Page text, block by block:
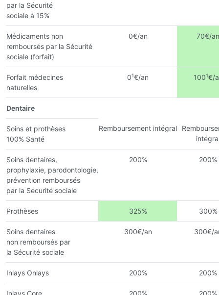
par la Sécurité
sociale à 15%
Médicaments non
remboursés par la Sécurité
sociale (forfait)
0€/an 70€/an
Forfait médecines
naturelles
01€/an 1001€/
Dentaire
Soins et prothèses
100% Santé
Remboursement intégral
Soins dentaires,
prophylaxie, parodontologie,
prévention remboursés
par la Sécurité sociale
200% 200%
Prothèses 325% 300%
Soins dentaires
non remboursés par
la Sécurité sociale
300€/an 300€/
Inlays Onlays 200% 200%
Inlays Core 200% 200%